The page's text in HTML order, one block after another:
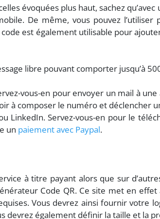
évoquées plus haut, sachez qu’avec
De même, vous pouvez l’utiliser
code est également utilisable pour
libre pouvant comporter jusqu’à
vous-en pour envoyer un mail à
à composer le numéro et déclencher
LinkedIn. Servez-vous-en pour le
un paiement avec Paypal.
à titre payant alors que sur
Code QR. Ce site met en
Vous devrez ainsi fournir votre
également définir la taille et la